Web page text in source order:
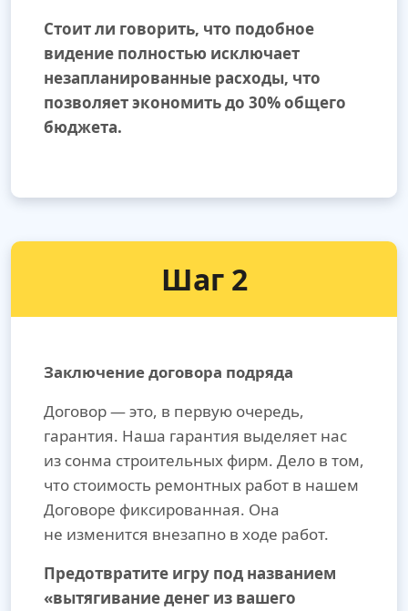
Стоит ли говорить, что подобное
видение полностью исключает
незапланированные расходы, что
позволяет экономить до 30% общего
бюджета.
Шаг 2
Заключение договора подряда
Договор — это, в первую очередь,
гарантия. Наша гарантия выделяет нас
из сонма строительных фирм. Дело в том,
что стоимость ремонтных работ в нашем
Договоре фиксированная. Она
не изменится внезапно в ходе работ.
Предотвратите игру под названием
«вытягивание денег из вашего